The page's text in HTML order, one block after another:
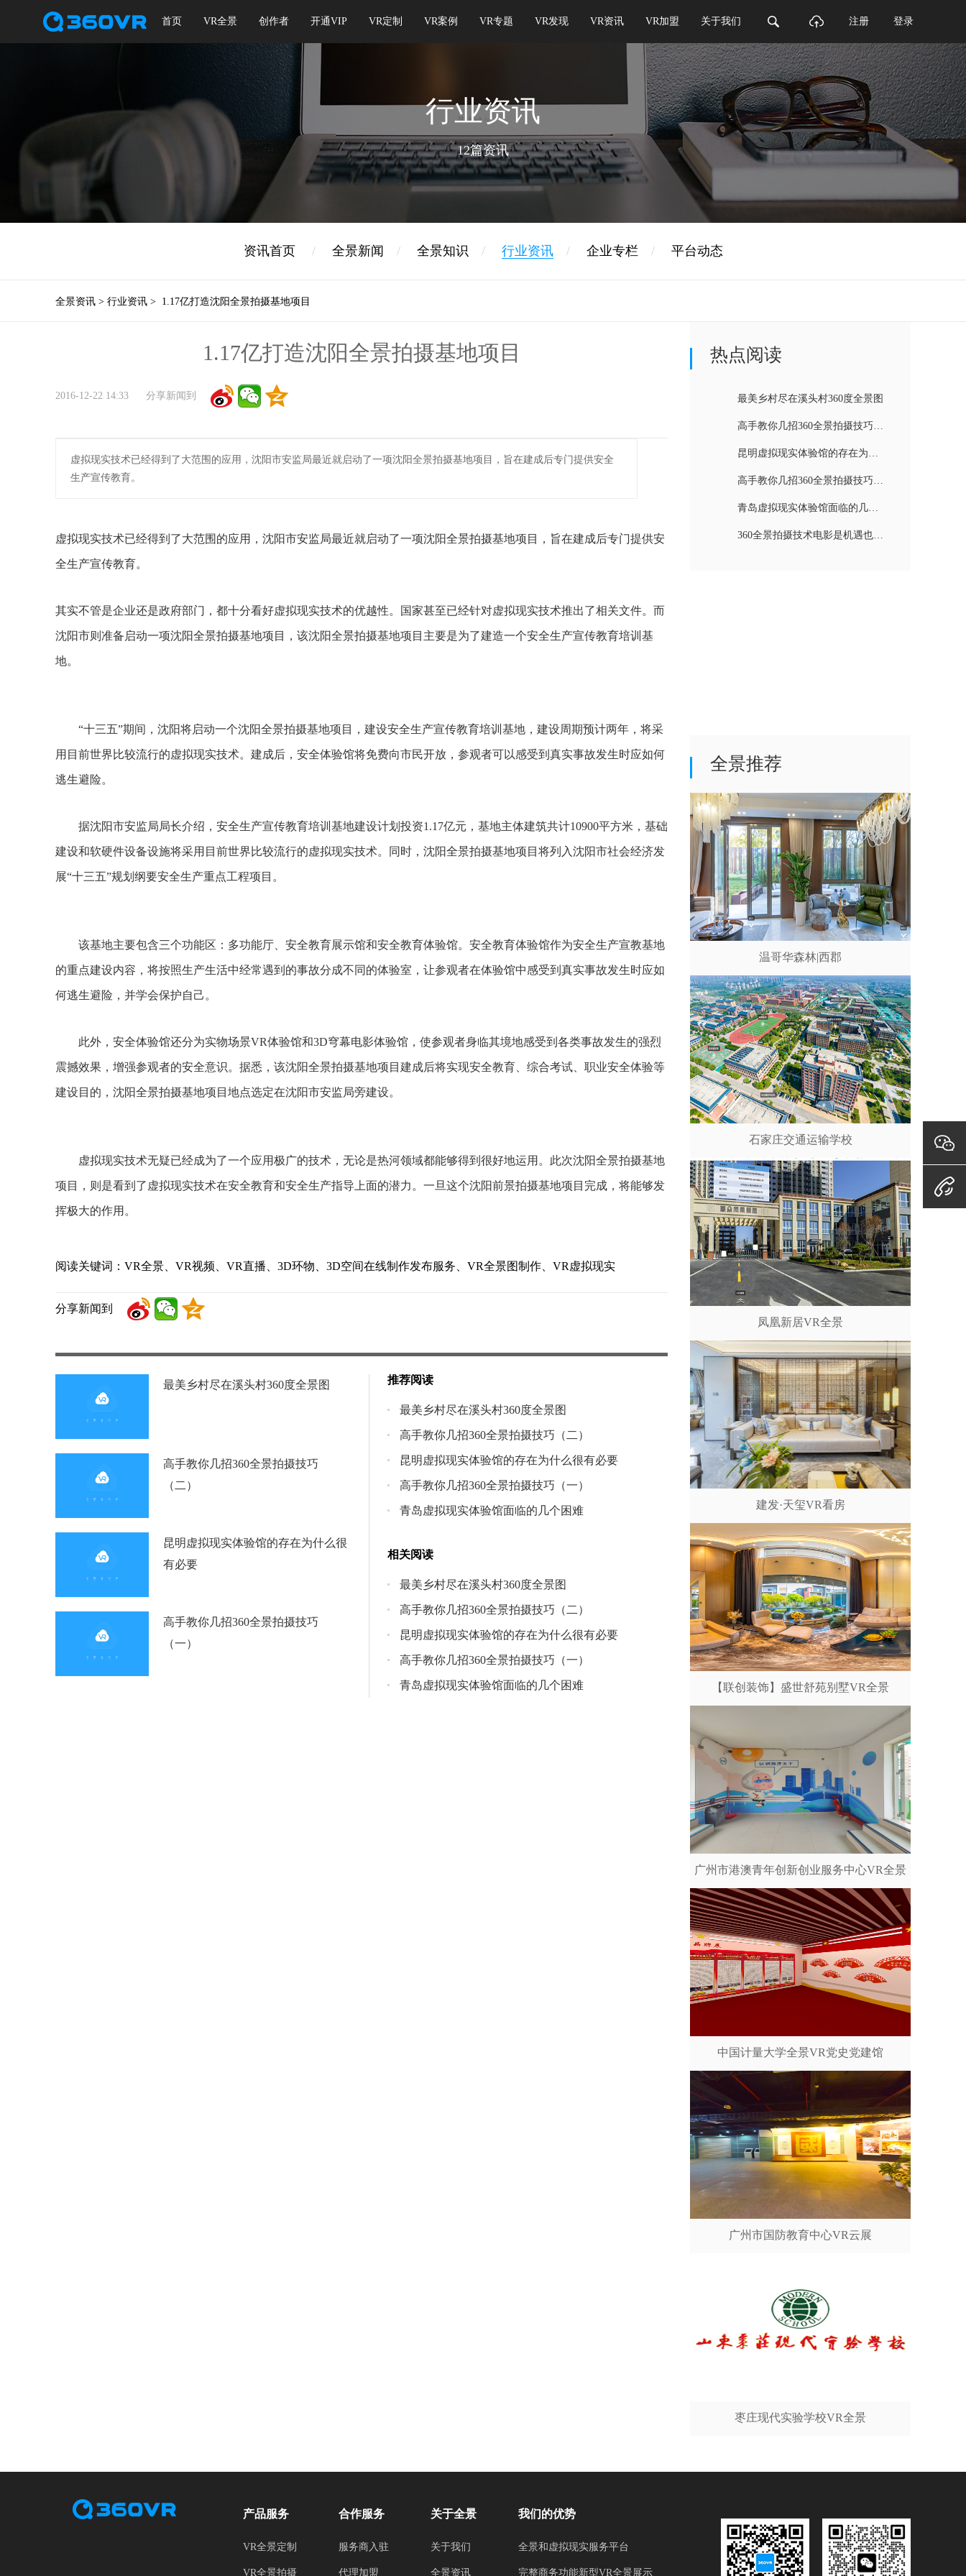
首页 VR全景 创作者 开通VIP VR定制 VR案例 VR专题 VR发现 VR资讯 VR加盟 关于我们 注册 登录
行业资讯
12篇资讯
资讯首页 / 全景新闻 / 全景知识 / 行业资讯 / 企业专栏 / 平台动态
全景资讯 > 行业资讯 > 1.17亿打造沈阳全景拍摄基地项目
1.17亿打造沈阳全景拍摄基地项目
2016-12-22 14:33 分享新闻到
虚拟现实技术已经得到了大范围的应用，沈阳市安监局最近就启动了一项沈阳全景拍摄基地项目，旨在建成后专门提供安全
生产宣传教育。
虚拟现实技术已经得到了大范围的应用，沈阳市安监局最近就启动了一项沈阳全景拍摄基地项目，旨在建成后专门提供安
全生产宣传教育。
其实不管是企业还是政府部门，都十分看好虚拟现实技术的优越性。国家甚至已经针对虚拟现实技术推出了相关文件。而
沈阳市则准备启动一项沈阳全景拍摄基地项目，该沈阳全景拍摄基地项目主要是为了建造一个安全生产宣传教育培训基
地。
“十三五”期间，沈阳将启动一个沈阳全景拍摄基地项目，建设安全生产宣传教育培训基地，建设周期预计两年，将采
用目前世界比较流行的虚拟现实技术。建成后，安全体验馆将免费向市民开放，参观者可以感受到真实事故发生时应如何
逃生避险。
据沈阳市安监局局长介绍，安全生产宣传教育培训基地建设计划投资1.17亿元，基地主体建筑共计10900平方米，基础
建设和软硬件设备设施将采用目前世界比较流行的虚拟现实技术。同时，沈阳全景拍摄基地项目将列入沈阳市社会经济发
展“十三五”规划纲要安全生产重点工程项目。
该基地主要包含三个功能区：多功能厅、安全教育展示馆和安全教育体验馆。安全教育体验馆作为安全生产宣教基地
的重点建设内容，将按照生产生活中经常遇到的事故分成不同的体验室，让参观者在体验馆中感受到真实事故发生时应如
何逃生避险，并学会保护自己。
此外，安全体验馆还分为实物场景VR体验馆和3D穹幕电影体验馆，使参观者身临其境地感受到各类事故发生的强烈
震撼效果，增强参观者的安全意识。据悉，该沈阳全景拍摄基地项目建成后将实现安全教育、综合考试、职业安全体验等
建设目的，沈阳全景拍摄基地项目地点选定在沈阳市安监局旁建设。
虚拟现实技术无疑已经成为了一个应用极广的技术，无论是热河领域都能够得到很好地运用。此次沈阳全景拍摄基地
项目，则是看到了虚拟现实技术在安全教育和安全生产指导上面的潜力。一旦这个沈阳前景拍摄基地项目完成，将能够发
挥极大的作用。
阅读关键词：VR全景、VR视频、VR直播、3D环物、3D空间在线制作发布服务、VR全景图制作、VR虚拟现实
分享新闻到
最美乡村尽在溪头村360度全景图
高手教你几招360全景拍摄技巧
（二）
昆明虚拟现实体验馆的存在为什么很
有必要
高手教你几招360全景拍摄技巧
（一）
推荐阅读
最美乡村尽在溪头村360度全景图
高手教你几招360全景拍摄技巧（二）
昆明虚拟现实体验馆的存在为什么很有必要
高手教你几招360全景拍摄技巧（一）
青岛虚拟现实体验馆面临的几个困难
相关阅读
最美乡村尽在溪头村360度全景图
高手教你几招360全景拍摄技巧（二）
昆明虚拟现实体验馆的存在为什么很有必要
高手教你几招360全景拍摄技巧（一）
青岛虚拟现实体验馆面临的几个困难
热点阅读
最美乡村尽在溪头村360度全景图
高手教你几招360全景拍摄技巧（二）
昆明虚拟现实体验馆的存在为什么很有必要
高手教你几招360全景拍摄技巧（一）
青岛虚拟现实体验馆面临的几个困难
360全景拍摄技术电影是机遇也是挑战
全景推荐
温哥华森林|西郡
石家庄交通运输学校
凤凰新居VR全景
建发·天玺VR看房
【联创装饰】盛世舒苑别墅VR全景
广州市港澳青年创新创业服务中心VR全景
中国计量大学全景VR党史党建馆
广州市国防教育中心VR云展
枣庄现代实验学校VR全景
产品服务
VR全景定制
VR全景拍摄
合作服务
服务商入驻
代理加盟
关于全景
关于我们
全景资讯
我们的优势
全景和虚拟现实服务平台
完整商务功能新型VR全景展示